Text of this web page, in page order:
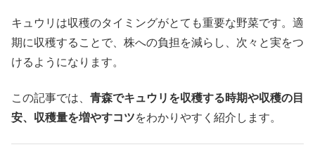
キュウリは収穫のタイミングがとても重要な野菜です。適
期に収穫することで、株への負担を減らし、次々と実をつ
けるようになります。
この記事では、 青森でキュウリを収穫する時期や収穫の目
安、収穫量を増やすコツをわかりやすく紹介します。